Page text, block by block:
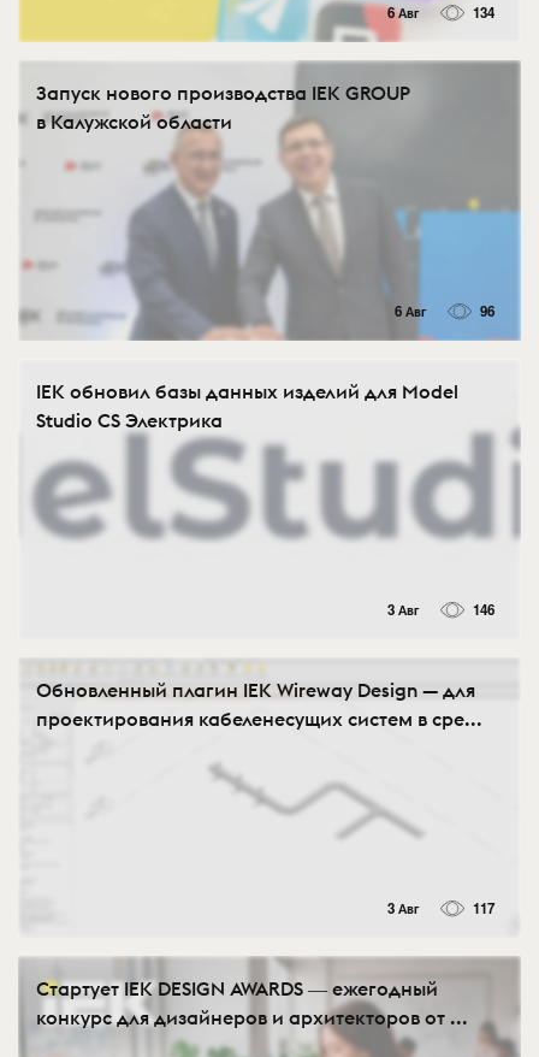
6 Авг 134
Запуск нового производства IEK GROUP
в Калужской области
6 Авг 96
IEK обновил базы данных изделий для Model
Studio CS Электрика
3 Авг 146
Обновленный плагин IEK Wireway Design — для
проектирования кабеленесущих систем в сре...
3 Авг 117
Стартует IEK DESIGN AWARDS ― ежегодный
конкурс для дизайнеров и архитекторов от ...